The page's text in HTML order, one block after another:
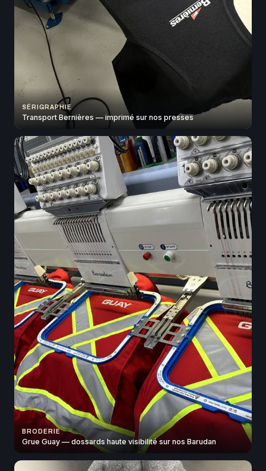
SÉRIGRAPHIE
Transport Bernières — imprimé sur nos presses
BRODERIE
Grue Guay — dossards haute visibilité sur nos Barudan